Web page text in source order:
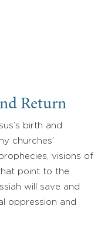
Return
birth and
churches’
visions of
point to the
will save and
oppression and